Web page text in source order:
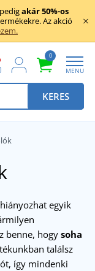
akár 50%-os
Az akció
0
MENU
KERES
egyik
benne, hogy soha
találsz
így mindenki